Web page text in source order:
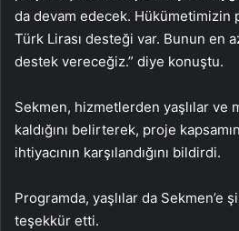
da devam edecek. Hükümetimizin
Türk Lirası desteği var. Bunun en
destek vereceğiz.” diye konuştu.
Sekmen, hizmetlerden yaşlılar ve
kaldığını belirterek, proje
ihtiyacının karşılandığını bildirdi.
Programda, yaşlılar da Sekmen’e
teşekkür etti.